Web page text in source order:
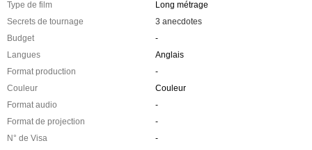
Type de film
Long métrage
Secrets de tournage
3 anecdotes
Budget
-
Langues
Anglais
Format production
-
Couleur
Couleur
Format audio
-
Format de projection
-
N° de Visa
-